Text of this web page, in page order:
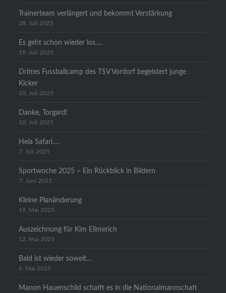
Trainerteam verlängert und bekommt Verstärkung
28. Juli 2025
Es geht schon wieder los….
19. Juli 2025
Drittes Fussballcamp des TSV Vordorf begeistert junge
Kicker
10. Juli 2025
Danke, Torgard!
10. Juli 2025
Heia Safari….
7. Juli 2025
Sportwoche 2025 – Ein Rückblick in Bildern
7. Juni 2025
Kleine Planänderung
19. Mai 2025
Auszeichnung für Kim Ellmerich
12. Mai 2025
Bald ist wieder soweit…
6. Mai 2025
Manon Hauenschild schafft es in die Nationalmannschaft